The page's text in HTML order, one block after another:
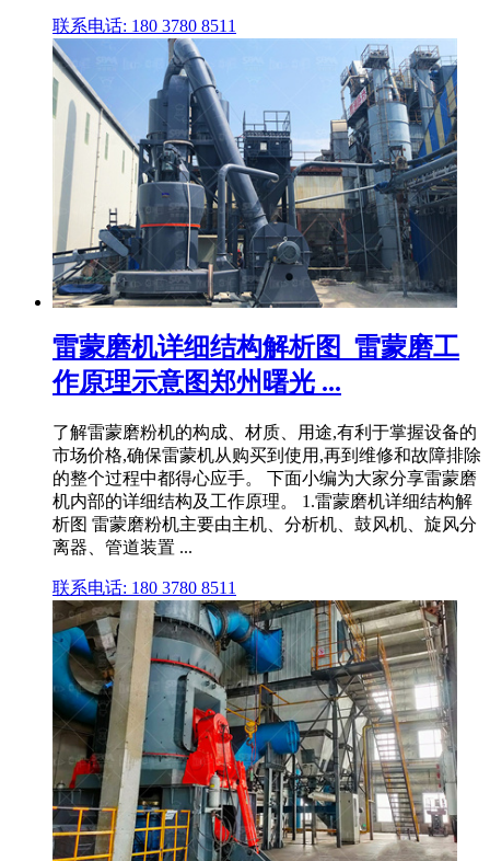
联系电话: 180 3780 8511
雷蒙磨机详细结构解析图_雷蒙磨工
作原理示意图郑州曙光 ...
了解雷蒙磨粉机的构成、材质、用途,有利于掌握设备的
市场价格,确保雷蒙机从购买到使用,再到维修和故障排除
的整个过程中都得心应手。 下面小编为大家分享雷蒙磨
机内部的详细结构及工作原理。 1.雷蒙磨机详细结构解
析图 雷蒙磨粉机主要由主机、分析机、鼓风机、旋风分
离器、管道装置 ...
联系电话: 180 3780 8511